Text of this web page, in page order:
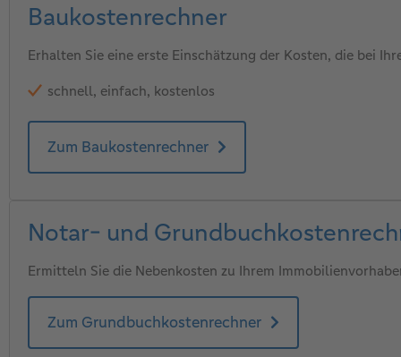
Baukostenrechner
Erhalten Sie eine erste Einschätzung der Kosten, die bei
schnell, einfach, kostenlos
Zum Baukostenrechner
Notar- und
Ermitteln Sie die Nebenkosten zu Ihrem
Zum Grundbuchkostenrechner